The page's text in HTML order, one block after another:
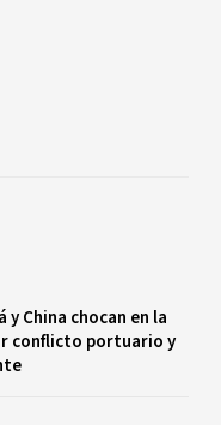
y China chocan en la
conflicto portuario y